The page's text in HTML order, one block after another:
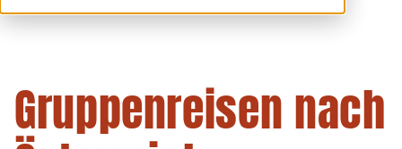
Gruppenreisen nach